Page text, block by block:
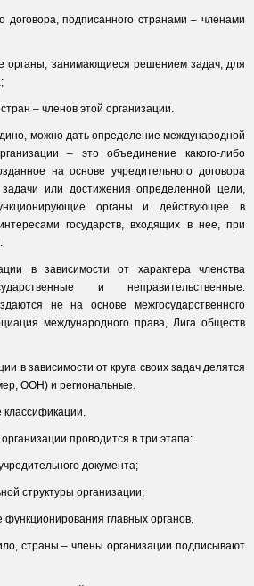
договора, подписанного странами – членами
органы, занимающиеся решением задач, для
– членов этой организации.
можно дать определение международной
– это объединение какого-либо
на основе учредительного договора
или достижения определенной цели,
органы и действующее в
государств, входящих в нее, при
в зависимости от характера членства
и неправительственные.
не на основе межгосударственного
международного права, Лига обществ
в зависимости от круга своих задач делятся
ООН) и региональные.
классификации.
проводится в три этапа:
документа;
структуры организации;
главных органов.
страны – члены организации подписывают